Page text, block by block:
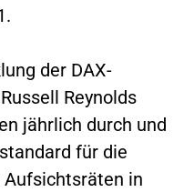
der DAX-
Reynolds
jährlich durch und
für die
in